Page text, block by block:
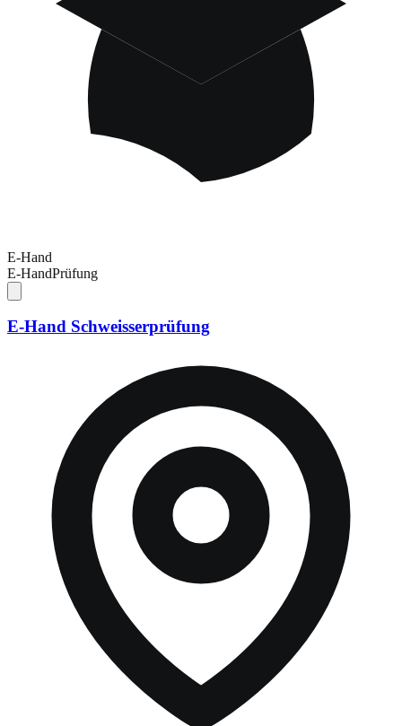
E-Hand
E-HandPrüfung
E-Hand Schweisserprüfung